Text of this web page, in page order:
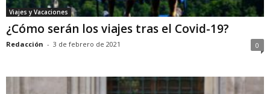
Viajes y Vacaciones
¿Cómo serán los viajes tras el Covid-19?
Redacción - 3 de febrero de 2021 0